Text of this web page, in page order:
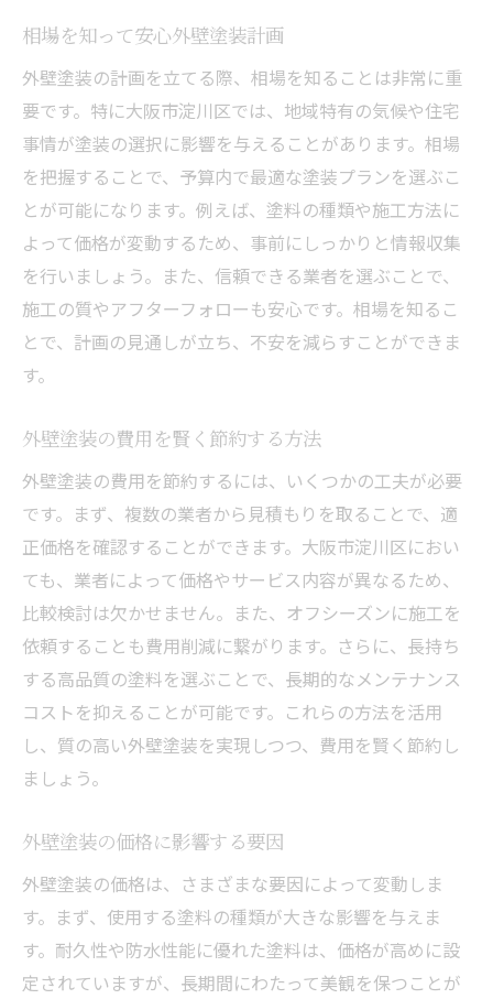
外壁塗装の施工前に確認すること
外壁塗装の契約トラブルを防ぐ方法
信頼できる業者と外壁塗装を進める
大阪市淀川区での外壁塗装の最新情報
外壁塗装の新技術とその効果
外壁塗装で注目のトレンドを知る
淀川区で人気の外壁塗装カラー
環境に優しい外壁塗装の選び方
外壁塗装の最新事例をチェック
外壁塗装の費用対効果を高める方法
コストを抑えつつ質を保つ外壁塗装
外壁塗装の耐用年数を最大化する
外壁塗装の品質を保つためのケア
長期的に見た外壁塗装の投資効果
予算内で最適な外壁塗装を実現する
外壁塗装でコストパフォーマンスを追求
外壁塗装業者選びで後悔しないために
外壁塗装の選び方で重視するポイント
外壁塗装のトラブル事例とその回避策
外壁塗装の選び方で成功するために
相場を知って安心外壁塗装計画
外壁塗装の計画を立てる際、相場を知ることは非常に重
要です。特に大阪市淀川区では、地域特有の気候や住宅
事情が塗装の選択に影響を与えることがあります。相場
を把握することで、予算内で最適な塗装プランを選ぶこ
とが可能になります。例えば、塗料の種類や施工方法に
よって価格が変動するため、事前にしっかりと情報収集
を行いましょう。また、信頼できる業者を選ぶことで、
施工の質やアフターフォローも安心です。相場を知るこ
とで、計画の見通しが立ち、不安を減らすことができま
す。
外壁塗装の費用を賢く節約する方法
外壁塗装の費用を節約するには、いくつかの工夫が必要
です。まず、複数の業者から見積もりを取ることで、適
正価格を確認することができます。大阪市淀川区におい
ても、業者によって価格やサービス内容が異なるため、
比較検討は欠かせません。また、オフシーズンに施工を
依頼することも費用削減に繋がります。さらに、長持ち
する高品質の塗料を選ぶことで、長期的なメンテナンス
コストを抑えることが可能です。これらの方法を活用
し、質の高い外壁塗装を実現しつつ、費用を賢く節約し
ましょう。
外壁塗装の価格に影響する要因
外壁塗装の価格は、さまざまな要因によって変動しま
す。まず、使用する塗料の種類が大きな影響を与えま
す。耐久性や防水性能に優れた塗料は、価格が高めに設
定されていますが、長期間にわたって美観を保つことが